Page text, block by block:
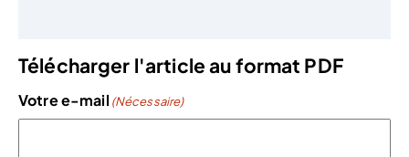
Télécharger l'article au format PDF
Votre e-mail (Nécessaire)